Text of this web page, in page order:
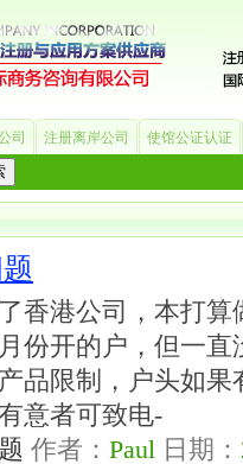
司 注册离岸公司 使馆公证认证
公司 银行开户 香港公司 商标注册
香港公司，本打
份开的户，但一
品限制，户头如
意者可致电-
作者： Paul 日期：